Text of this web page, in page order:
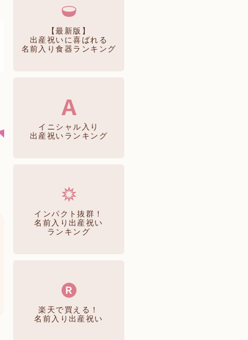
【最新版】
出産祝いに喜ばれる
名前入り食器ランキング
イニシャル入り
出産祝いランキング
インパクト抜群！
名前入り出産祝い
ランキング
楽天で買える！
名前入り出産祝い